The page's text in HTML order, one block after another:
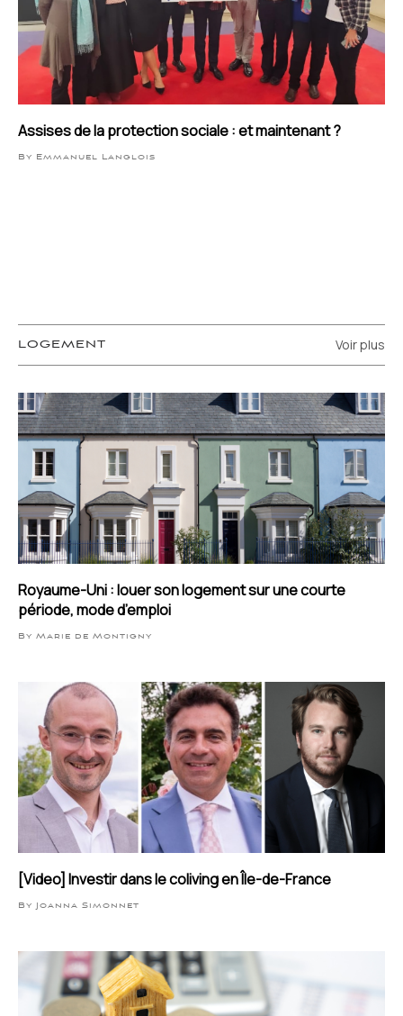
Assises de la protection sociale : et maintenant ?
By Emmanuel Langlois
LOGEMENT Voir plus
Royaume-Uni : louer son logement sur une courte
période, mode d’emploi
By Marie de Montigny
[Video] Investir dans le coliving en Île-de-France
By Joanna Simonnet